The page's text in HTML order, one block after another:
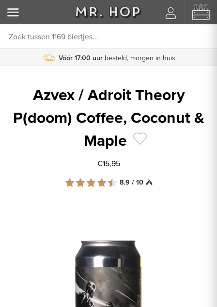
Vóór 17:00 uur besteld, morgen in huis
Azvex / Adroit Theory
P(doom) Coffee, Coconut &
Maple
€15,95
8.9 / 10